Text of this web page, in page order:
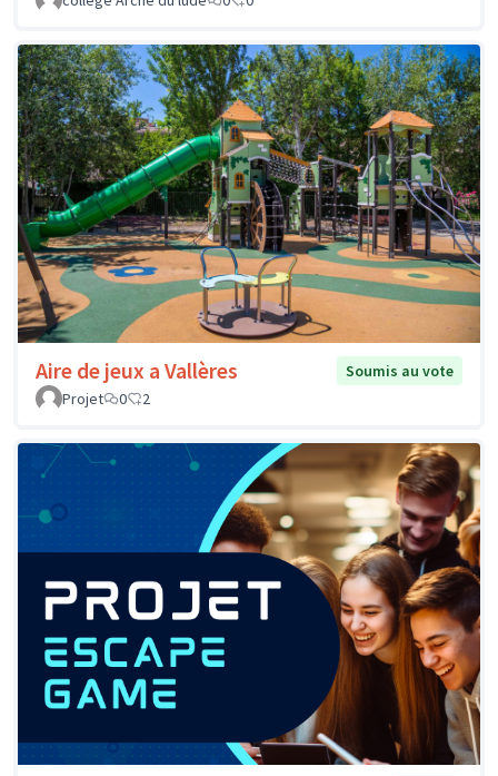
Aire de jeux a Vallères
Soumis au vote
Projet
0 2